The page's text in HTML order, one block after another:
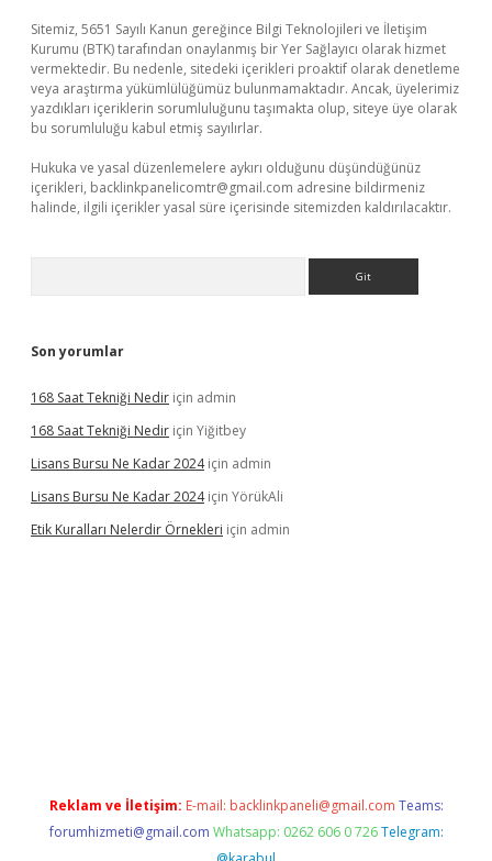
Sitemiz, 5651 Sayılı Kanun gereğince Bilgi Teknolojileri ve İletişim
Kurumu (BTK) tarafından onaylanmış bir Yer Sağlayıcı olarak hizmet
vermektedir. Bu nedenle, sitedeki içerikleri proaktif olarak denetleme
veya araştırma yükümlülüğümüz bulunmamaktadır. Ancak, üyelerimiz
yazdıkları içeriklerin sorumluluğunu taşımakta olup, siteye üye olarak
bu sorumluluğu kabul etmiş sayılırlar.
Hukuka ve yasal düzenlemelere aykırı olduğunu düşündüğünüz
içerikleri, backlinkpanelicomtr@gmail.com adresine bildirmeniz
halinde, ilgili içerikler yasal süre içerisinde sitemizden kaldırılacaktır.
Son yorumlar
168 Saat Tekniği Nedir için admin
168 Saat Tekniği Nedir için Yiğitbey
Lisans Bursu Ne Kadar 2024için admin
Lisans Bursu Ne Kadar 2024için YörükAli
Etik Kuralları Nelerdir Örnekleri için admin
Reklam ve İletişim: E-mail: backlinkpaneli@gmail.com Teams:
forumhizmeti@gmail.com Whatsapp: 0262 606 0 726 Telegram: